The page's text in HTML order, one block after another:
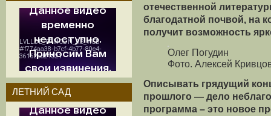
отечественной
благодатной почвой, на
получит возможность
Олег Погудин
Фото. Алексей
Описывать грядущий
прошлого — дело
программа – это новое
ЛЕТНИЙ САД